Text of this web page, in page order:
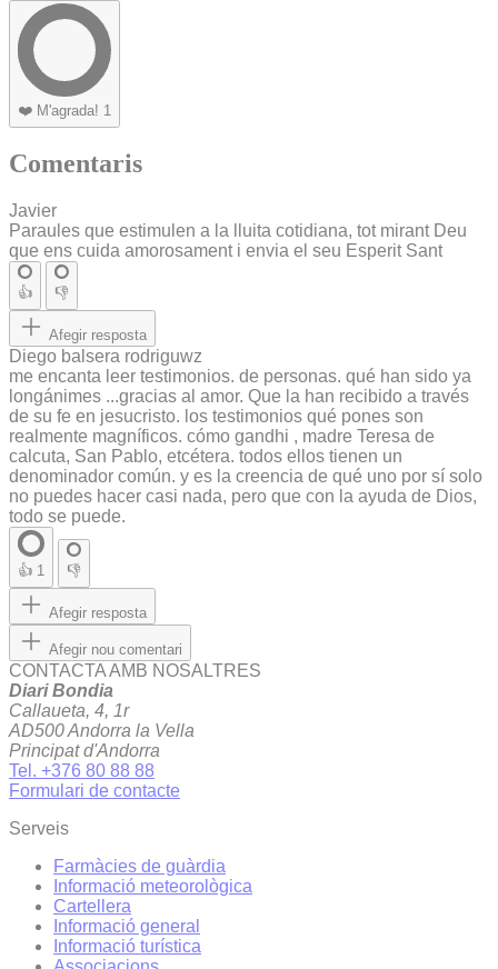
❤️ M'agrada! 1
Comentaris
Javier
Paraules que estimulen a la lluita cotidiana, tot mirant Deu
que ens cuida amorosament i envia el seu Esperit Sant
👍 👎
Afegir resposta
Diego balsera rodriguwz
me encanta leer testimonios. de personas. qué han sido ya
longánimes ...gracias al amor. Que la han recibido a través
de su fe en jesucristo. los testimonios qué pones son
realmente magníficos. cómo gandhi , madre Teresa de
calcuta, San Pablo, etcétera. todos ellos tienen un
denominador común. y es la creencia de qué uno por sí solo
no puedes hacer casi nada, pero que con la ayuda de Dios,
todo se puede.
👍 1 👎
Afegir resposta
Afegir nou comentari
CONTACTA AMB NOSALTRES
Diari Bondia
Callaueta, 4, 1r
AD500 Andorra la Vella
Principat d'Andorra
Tel. +376 80 88 88
Formulari de contacte
Serveis
Farmàcies de guàrdia
Informació meteorològica
Cartellera
Informació general
Informació turística